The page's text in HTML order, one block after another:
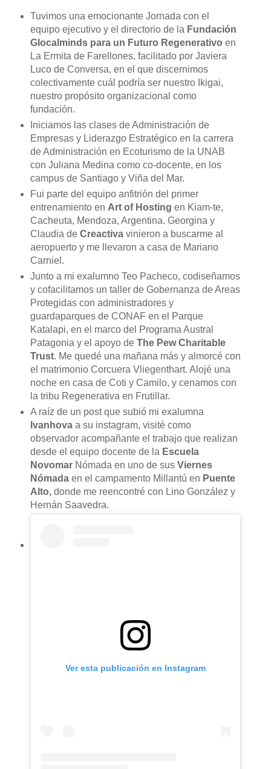
Tuvimos una emocionante Jornada con el
equipo ejecutivo y el directorio de la Fundación
Glocalminds para un Futuro Regenerativo en
La Ermita de Farellones, facilitado por Javiera
Luco de Conversa, en el que discernimos
colectivamente cuál podría ser nuestro Ikigai,
nuestro propósito organizacional como
fundación.
Iniciamos las clases de Administración de
Empresas y Liderazgo Estratégico en la carrera
de Administración en Ecoturismo de la UNAB
con Juliana Medina como co-docente, en los
campus de Santiago y Viña del Mar.
Fui parte del equipo anfitrión del primer
entrenamiento en Art of Hosting en Kiam-te,
Cacheuta, Mendoza, Argentina. Georgina y
Claudia de Creactiva vinieron a buscarme al
aeropuerto y me llevaron a casa de Mariano
Carniel.
Junto a mi exalumno Teo Pacheco, codiseñamos
y cofacilitamos un taller de Gobernanza de Areas
Protegidas con administradores y
guardaparques de CONAF en el Parque
Katalapi, en el marco del Programa Austral
Patagonia y el apoyo de The Pew Charitable
Trust. Me quedé una mañana más y almorcé con
el matrimonio Corcuera Vliegenthart. Alojé una
noche en casa de Coti y Camilo, y cenamos con
la tribu Regenerativa en Frutillar.
A raíz de un post que subió mi exalumna
Ivanhova a su instagram, visité como
observador acompañante el trabajo que realizan
desde el equipo docente de la Escuela
NovomarNómada en uno de sus Viernes
Nómadaen el campamento Millantú en Puente
Alto, donde me reencontré con Lino González y
Hernán Saavedra.
Ver esta publicación en Instagram